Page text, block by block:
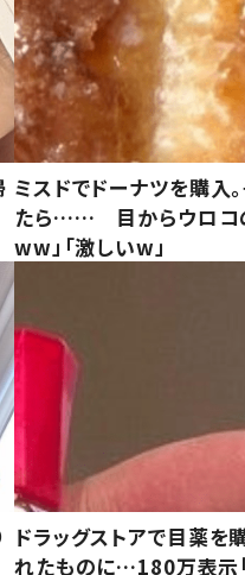
ミスドでドーナツを購入
たら…… 目からウロコ
ww」「激しいw」
ドラッグストアで目薬
れたものに…180万表示「